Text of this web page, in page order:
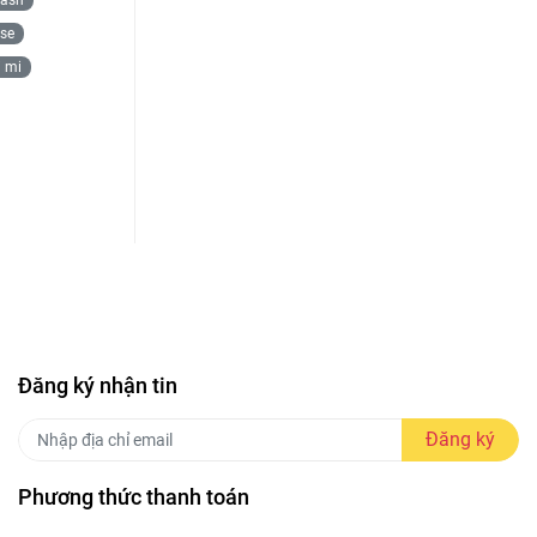
mi
Đăng ký nhận tin
Đăng ký
Phương thức thanh toán